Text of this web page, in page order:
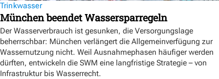
Trinkwasser
München beendet Wassersparregeln
Der Wasserverbrauch ist gesunken, die Versorgungslage
beherrschbar: München verlängert die Allgemeinverfügung zur
Wassernutzung nicht. Weil Ausnahmephasen häufiger werden
dürften, entwickeln die SWM eine langfristige Strategie – von
Infrastruktur bis Wasserrecht.